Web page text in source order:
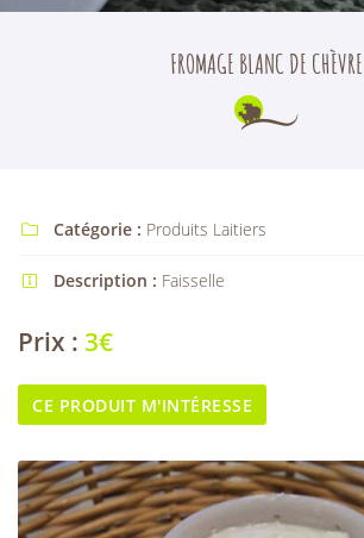
le formulaire de désinscription .
INSCRIPTION
FROMAGE BLANC DE CHÈVRE
 Catégorie : Produits Laitiers
 Description : Faisselle
Prix : 3€
CE PRODUIT M'INTÉRESSE